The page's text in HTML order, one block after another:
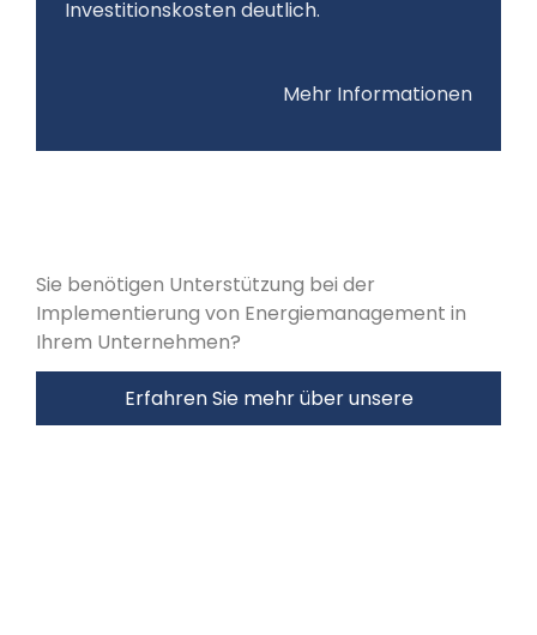
Investitionskosten deutlich.
Mehr Informationen
Sie benötigen Unterstützung bei der
Implementierung von Energiemanagement in
Ihrem Unternehmen?
Erfahren Sie mehr über unsere